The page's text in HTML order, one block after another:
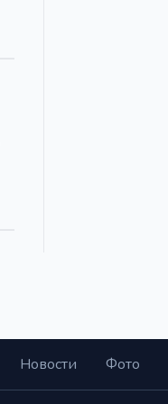
Новости Фото